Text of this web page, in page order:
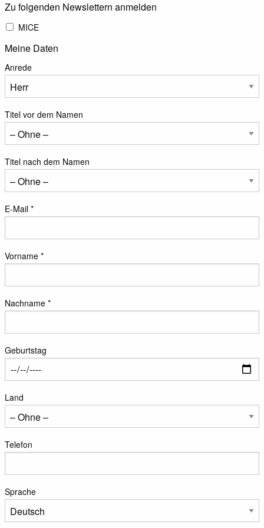
Zu folgenden Newslettern anmelden
MICE
Meine Daten
Anrede
Titel vor dem Namen
Titel nach dem Namen
E-Mail *
Vorname *
Nachname *
Geburtstag
Land
Telefon
Sprache